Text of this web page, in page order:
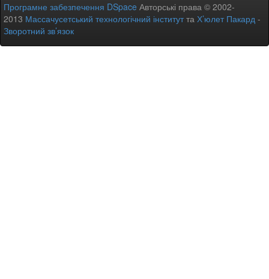
Програмне забезпечення DSpace Авторські права © 2002-
2013 Массачусетський технологічний інститутта Х’юлет Пакард -
Зворотний зв’язок